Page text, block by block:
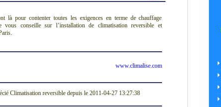
là pour contenter toutes les exigences en terme de chauffage
vous conseille sur l’installation de climatisation reversible et
www.climalise.com
Climatisation reversible depuis le 2011-04-27 13:27:38